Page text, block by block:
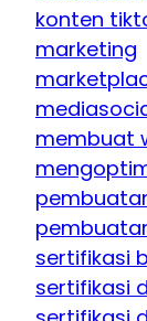
konten
marketing
membuat
sertifikasi
sertifikasi